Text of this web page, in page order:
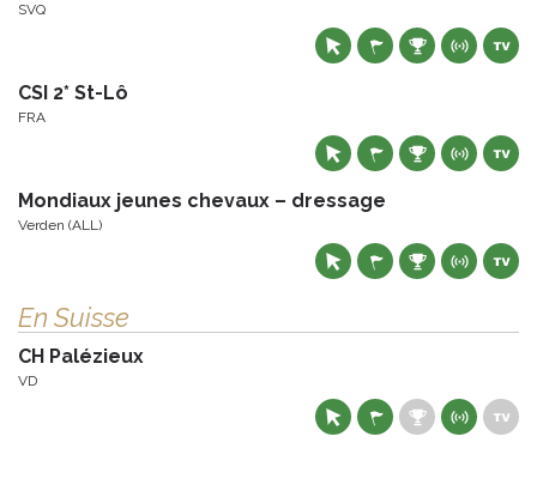
SVQ
CSI 2* St-Lô
FRA
Mondiaux jeunes chevaux – dressage
Verden (ALL)
En Suisse
CH Palézieux
VD